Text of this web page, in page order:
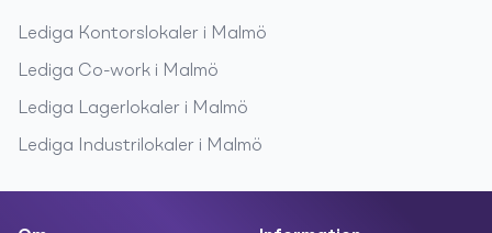
Lediga Kontorslokaler i Malmö
Lediga Co-work i Malmö
Lediga Lagerlokaler i Malmö
Lediga Industrilokaler i Malmö